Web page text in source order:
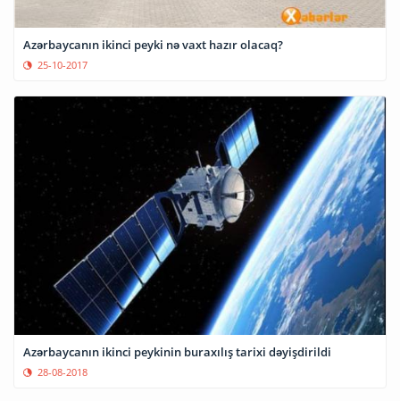
Azərbaycanın ikinci peyki nə vaxt hazır olacaq?
25-10-2017
Azərbaycanın ikinci peykinin buraxılış tarixi dəyişdirildi
28-08-2018